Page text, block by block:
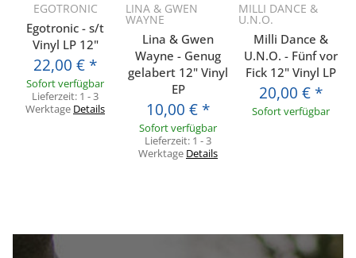
EGOTRONIC
Egotronic - s/t
Vinyl LP 12"
22,00 € *
Sofort verfügbar
Lieferzeit: 1 - 3
Werktage Details
LINA & GWEN
WAYNE
Lina & Gwen
Wayne - Genug
gelabert 12" Vinyl
EP
10,00 € *
Sofort verfügbar
Lieferzeit: 1 - 3
Werktage Details
MILLI DANCE &
U.N.O.
Milli Dance &
U.N.O. - Fünf vor
Fick 12" Vinyl LP
20,00 € *
Sofort verfügbar